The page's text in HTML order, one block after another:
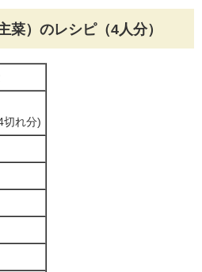
菜）のレシピ（4人分）
切れ分)